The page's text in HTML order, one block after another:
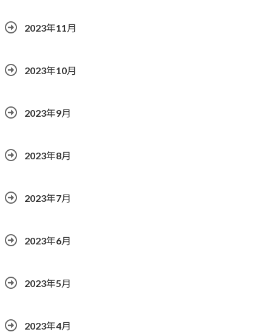
2023年11月
2023年10月
2023年9月
2023年8月
2023年7月
2023年6月
2023年5月
2023年4月